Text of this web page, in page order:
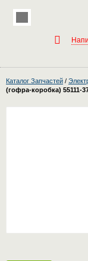
Каталог Запчастей /
(гофра-коробка) 55111-